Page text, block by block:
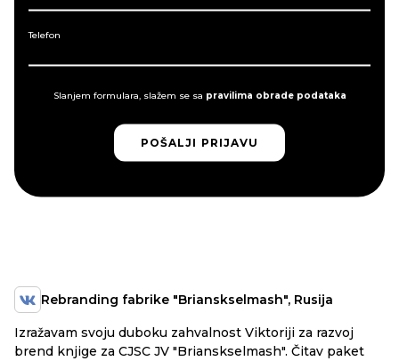
Telefon
Slanjem formulara, slažem se sa pravilima obrade podataka
POŠALJI PRIJAVU
POŠALJI PRIJAVU
Rebranding fabrike "Brianskselmash", Rusija
Izražavam svoju duboku zahvalnost Viktoriji za razvoj
brend knjige za CJSC JV "Brianskselmash". Čitav paket